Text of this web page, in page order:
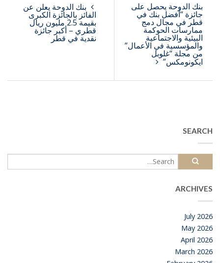
بنك الدوحة يعلن عن
الفائز بالجائزة الكبرى
بقيمة 2.5 مليون ريال
قطري – أكبر جائزة
نقدية في قطر
بنك الدوحة يحصل على
جائزة “أفضل بنك في
قطر في مجال دمج
ممارسات الحوكمة
البيئية والاجتماعية
والمؤسسية في الأعمال”
من مجلة “غلوبل
ايكونومكس”
SEARCH
ARCHIVES
July 2026
May 2026
April 2026
March 2026